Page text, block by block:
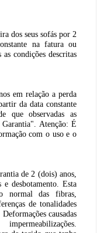
dos seus sofás por 2
na fatura ou
condições descritas
em relação a perda
da data constante
que observadas as
Atenção: É
com o uso e o
de 2 (dois) anos,
e desbotamento. Esta
normal das fibras,
de tonalidades
causadas